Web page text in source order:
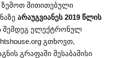
მითითებული
არაუგვიანეს 2019 წლის
შემდეგ ელექტრონულ
გთხოვთ,
გრაფაში შესაბამისი